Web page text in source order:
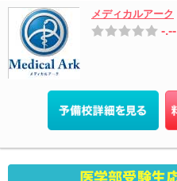
メディカルアーク
-.--